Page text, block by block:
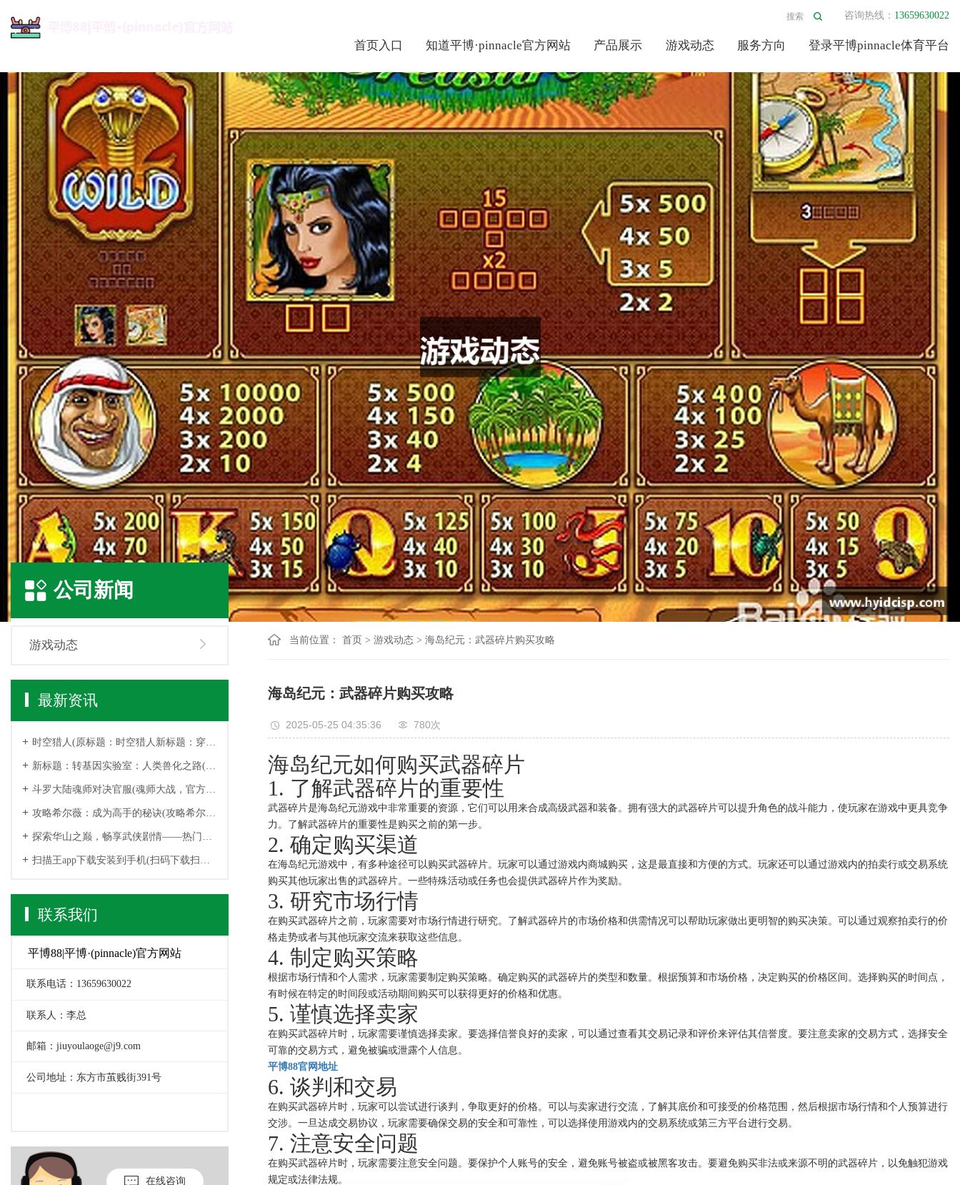
咨询热线： 13659630022
首页入口 知道平博·pinnacle官方网站 产品展示 游戏动态 服务方向 登录平博pinnacle体育平台
公司新闻
游戏动态
最新资讯
时空猎人(原标题：时空猎人新标题：穿越时空的猎人)
新标题：转基因实验室：人类兽化之路(转基因实验室：续写“人类兽化之路”的故事)
斗罗大陆魂师对决官服(魂师大战，官方对决！)
攻略希尔薇：成为高手的秘诀(攻略希尔薇：高手之路秘籍)
探索华山之巅，畅享武侠剧情——热门回合制手游推荐(华山之巅热门回合制手游，探索武侠剧情！)
扫描王app下载安装到手机(扫码下载扫描王，体验最便捷的APP安装方式！)
联系我们
平博88|平博·(pinnacle)官方网站
联系电话：13659630022
联系人：李总
邮箱：jiuyoulaoge@j9.com
公司地址：东方市茧贱街391号
在线咨询
当前位置： 首页> 游戏动态> 海岛纪元：武器碎片购买攻略
海岛纪元：武器碎片购买攻略
2025-05-25 04:35:36 780次
海岛纪元如何购买武器碎片
1. 了解武器碎片的重要性
武器碎片是海岛纪元游戏中非常重要的资源，它们可以用来合成高级武器和装备。拥有强大的武器碎片可以提升角色的战斗能力，使玩家在游戏中更具竞争
力。了解武器碎片的重要性是购买之前的第一步。
2. 确定购买渠道
在海岛纪元游戏中，有多种途径可以购买武器碎片。玩家可以通过游戏内商城购买，这是最直接和方便的方式。玩家还可以通过游戏内的拍卖行或交易系统
购买其他玩家出售的武器碎片。一些特殊活动或任务也会提供武器碎片作为奖励。
3. 研究市场行情
在购买武器碎片之前，玩家需要对市场行情进行研究。了解武器碎片的市场价格和供需情况可以帮助玩家做出更明智的购买决策。可以通过观察拍卖行的价
格走势或者与其他玩家交流来获取这些信息。
4. 制定购买策略
根据市场行情和个人需求，玩家需要制定购买策略。确定购买的武器碎片的类型和数量。根据预算和市场价格，决定购买的价格区间。选择购买的时间点，
有时候在特定的时间段或活动期间购买可以获得更好的价格和优惠。
5. 谨慎选择卖家
在购买武器碎片时，玩家需要谨慎选择卖家。要选择信誉良好的卖家，可以通过查看其交易记录和评价来评估其信誉度。要注意卖家的交易方式，选择安全
可靠的交易方式，避免被骗或泄露个人信息。
平博88官网地址
6. 谈判和交易
在购买武器碎片时，玩家可以尝试进行谈判，争取更好的价格。可以与卖家进行交流，了解其底价和可接受的价格范围，然后根据市场行情和个人预算进行
交涉。一旦达成交易协议，玩家需要确保交易的安全和可靠性，可以选择使用游戏内的交易系统或第三方平台进行交易。
7. 注意安全问题
在购买武器碎片时，玩家需要注意安全问题。要保护个人账号的安全，避免账号被盗或被黑客攻击。要避免购买非法或来源不明的武器碎片，以免触犯游戏
规定或法律法规。